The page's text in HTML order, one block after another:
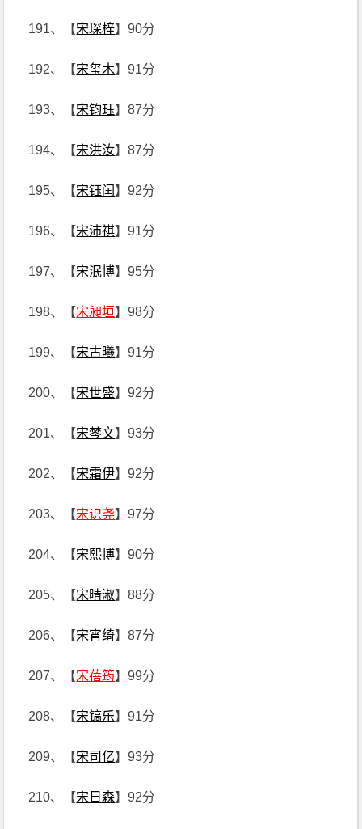
191、【宋琛梓】90分
192、【宋玺木】91分
193、【宋钧珏】87分
194、【宋洪汝】87分
195、【宋钰闰 】92分
196、【宋沛祺】91分
197、【宋泯博】95分
198、【宋昶垣】98分
199、【宋古曦】91分
200、【宋世盛】92分
201、【宋棽文】93分
202、【宋霜伊】92分
203、【宋识尧】97分
204、【宋熙博】90分
205、【宋晴淑】88分
206、【宋宵绮】87分
207、【宋蓓筠】99分
208、【宋镐乐】91分
209、【宋司亿】93分
210、【宋日森】92分